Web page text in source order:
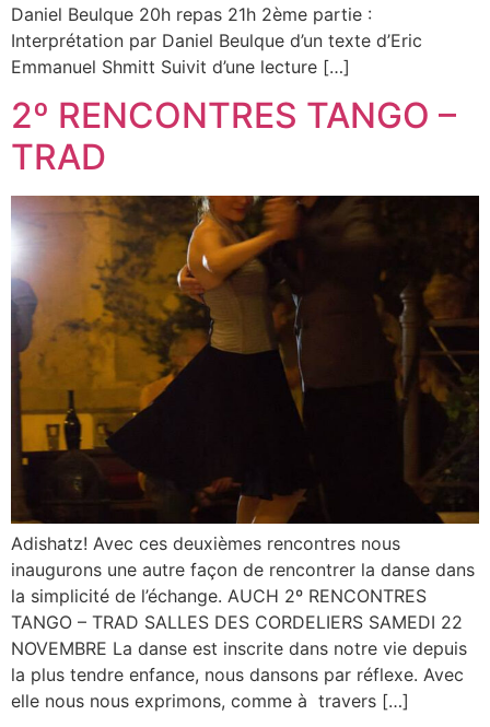
Daniel Beulque 20h repas 21h 2ème partie :
Interprétation par Daniel Beulque d’un texte d’Eric
Emmanuel Shmitt Suivit d’une lecture […]
2º RENCONTRES TANGO –
TRAD
Adishatz! Avec ces deuxièmes rencontres nous
inaugurons une autre façon de rencontrer la danse dans
la simplicité de l’échange. AUCH 2º RENCONTRES
TANGO – TRAD SALLES DES CORDELIERS SAMEDI 22
NOVEMBRE La danse est inscrite dans notre vie depuis
la plus tendre enfance, nous dansons par réflexe. Avec
elle nous nous exprimons, comme à travers […]